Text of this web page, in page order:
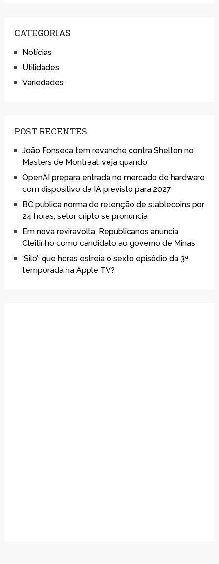
CATEGORIAS
Notícias
Utilidades
Variedades
POST RECENTES
João Fonseca tem revanche contra Shelton no
Masters de Montreal; veja quando
OpenAI prepara entrada no mercado de hardware
com dispositivo de IA previsto para 2027
BC publica norma de retenção de stablecoins por
24 horas; setor cripto se pronuncia
Em nova reviravolta, Republicanos anuncia
Cleitinho como candidato ao governo de Minas
‘Silo’: que horas estreia o sexto episódio da 3ª
temporada na Apple TV?